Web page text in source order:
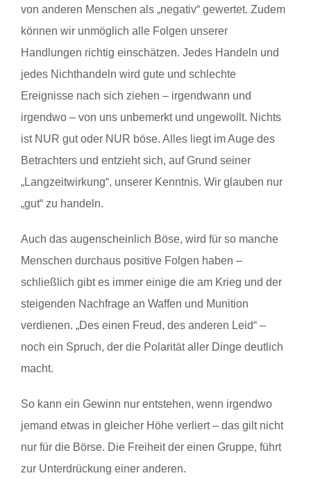
von anderen Menschen als „negativ“ gewertet. Zudem
können wir unmöglich alle Folgen unserer
Handlungen richtig einschätzen. Jedes Handeln und
jedes Nichthandeln wird gute und schlechte
Ereignisse nach sich ziehen – irgendwann und
irgendwo – von uns unbemerkt und ungewollt. Nichts
ist NUR gut oder NUR böse. Alles liegt im Auge des
Betrachters und entzieht sich, auf Grund seiner
„Langzeitwirkung“, unserer Kenntnis. Wir glauben nur
„gut“ zu handeln.
Auch das augenscheinlich Böse, wird für so manche
Menschen durchaus positive Folgen haben –
schließlich gibt es immer einige die am Krieg und der
steigenden Nachfrage an Waffen und Munition
verdienen. „Des einen Freud, des anderen Leid“ –
noch ein Spruch, der die Polarität aller Dinge deutlich
macht.
So kann ein Gewinn nur entstehen, wenn irgendwo
jemand etwas in gleicher Höhe verliert – das gilt nicht
nur für die Börse. Die Freiheit der einen Gruppe, führt
zur Unterdrückung einer anderen.